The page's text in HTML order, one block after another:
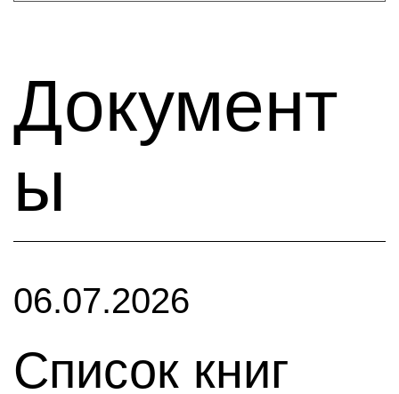
Документ
ы
06.07.2026
Список книг